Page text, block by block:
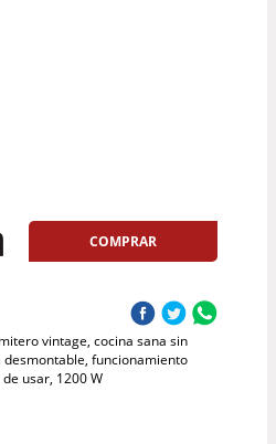
COMPRAR
vintage, cocina sana sin
funcionamiento
usar, 1200 W